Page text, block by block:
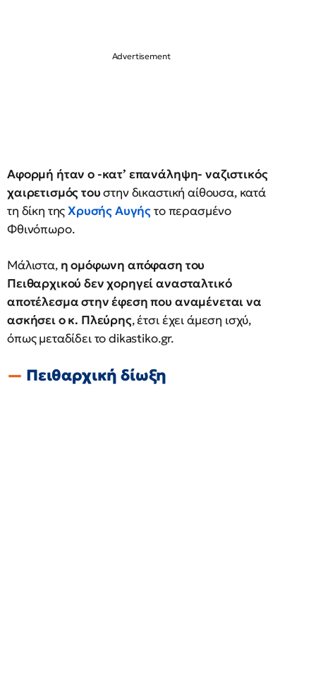
Αφορμή ήταν ο -κατ’ επανάληψη- ναζιστικός
χαιρετισμός τουστην δικαστική αίθουσα, κατά
τη δίκη τηςΧρυσής Αυγήςτο περασμένο
Φθινόπωρο.
Μάλιστα, η ομόφωνη απόφαση του
Πειθαρχικού δεν χορηγεί ανασταλτικό
αποτέλεσμα στην έφεση που αναμένεται να
ασκήσει ο κ. Πλεύρης, έτσι έχει άμεση ισχύ,
όπως μεταδίδει το dikastiko.gr.
Πειθαρχική δίωξη